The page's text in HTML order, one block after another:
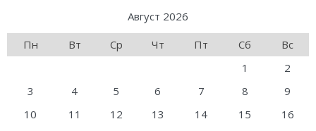
Август 2026
Пн
Вт Ср Чт Пт Сб
Вс
1
2
3
4 5 6 7 8
9
10
11 12 13 14 15
16